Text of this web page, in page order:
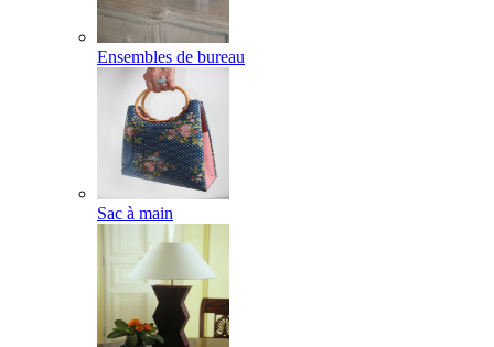
Ensembles de bureau
Sac à main